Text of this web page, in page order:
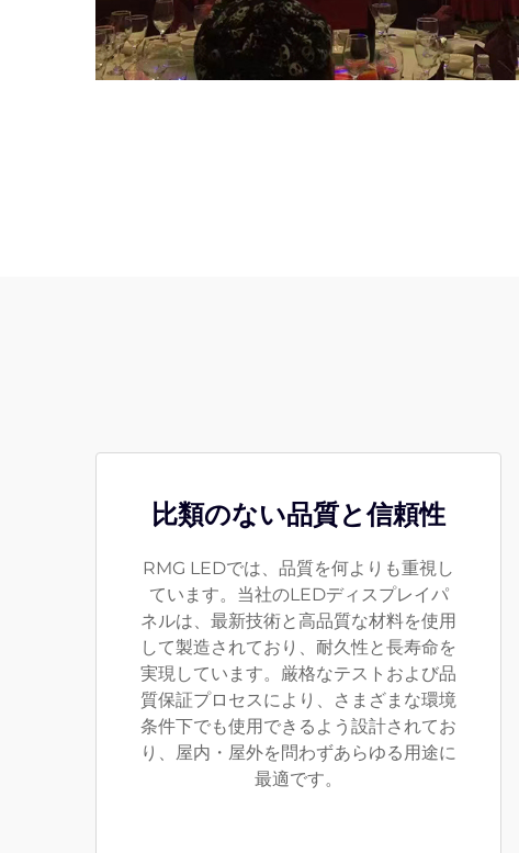
比類のない品質と信頼性
RMG LEDでは、品質を何よりも重視し
ています。当社のLEDディスプレイパ
ネルは、最新技術と高品質な材料を使用
して製造されており、耐久性と長寿命を
実現しています。厳格なテストおよび品
質保証プロセスにより、さまざまな環境
条件下でも使用できるよう設計されてお
り、屋内・屋外を問わずあらゆる用途に
最適です。